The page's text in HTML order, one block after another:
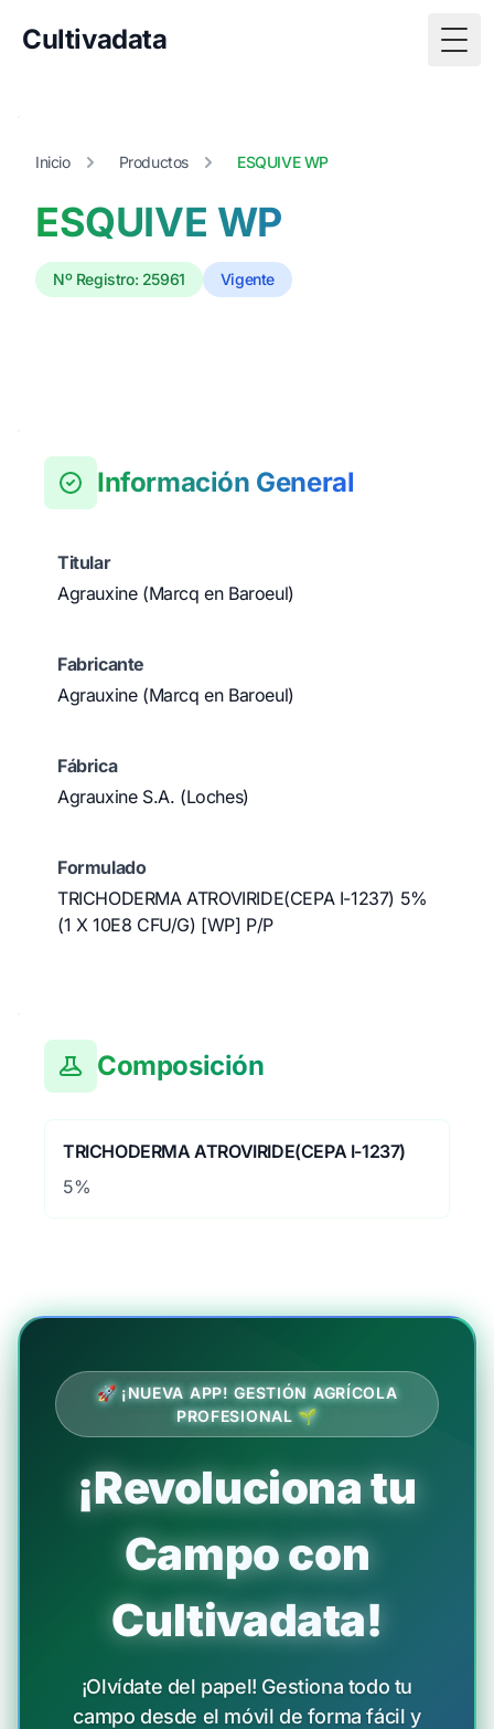
Cultivadata
Inicio Productos ESQUIVE WP
ESQUIVE WP
Nº Registro: 25961 Vigente
Información General
Titular
Agrauxine (Marcq en Baroeul)
Fabricante
Agrauxine (Marcq en Baroeul)
Fábrica
Agrauxine S.A. (Loches)
Formulado
TRICHODERMA ATROVIRIDE(CEPA I-1237) 5%
(1 X 10E8 CFU/G) [WP] P/P
Composición
TRICHODERMA ATROVIRIDE(CEPA I-1237)
5%
🚀 ¡NUEVA APP! GESTIÓN AGRÍCOLA
PROFESIONAL 🌱
¡Revoluciona tu
Campo con
Cultivadata!
¡Olvídate del papel! Gestiona todo tu
campo desde el móvil de forma fácil y